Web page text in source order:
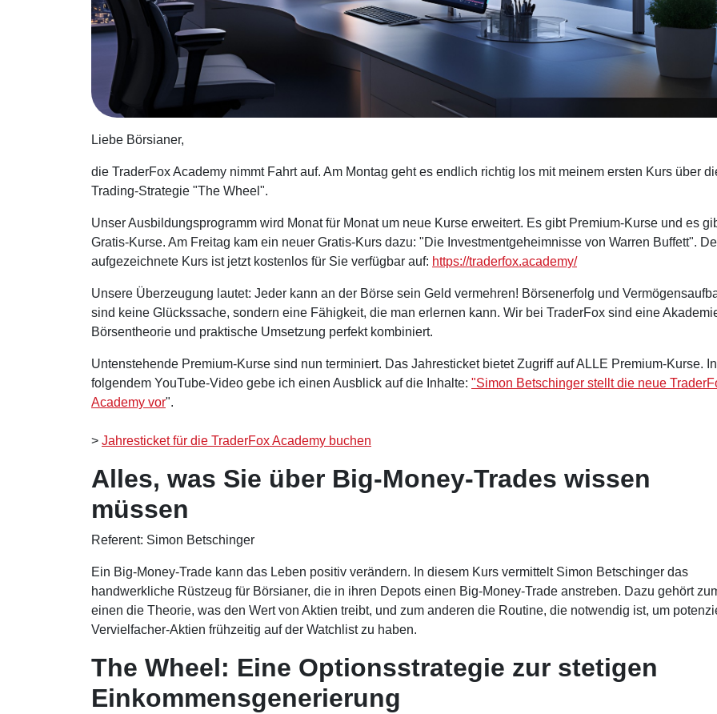
Liebe Börsianer,
die TraderFox Academy nimmt Fahrt auf. Am Montag geht es endlich richtig los mit meinem ersten Kurs über
Trading-Strategie "The Wheel".
Unser Ausbildungsprogramm wird Monat für Monat um neue Kurse erweitert. Es gibt Premium-Kurse und es
Gratis-Kurse. Am Freitag kam ein neuer Gratis-Kurs dazu: "Die Investmentgeheimnisse von Warren Buffett".
aufgezeichnete Kurs ist jetzt kostenlos für Sie verfügbar auf: https://traderfox.academy/
Unsere Überzeugung lautet: Jeder kann an der Börse sein Geld vermehren! Börsenerfolg und
sind keine Glückssache, sondern eine Fähigkeit, die man erlernen kann. Wir bei TraderFox sind eine
Börsentheorie und praktische Umsetzung perfekt kombiniert.
Untenstehende Premium-Kurse sind nun terminiert. Das Jahresticket bietet Zugriff auf ALLE Premium-Kurse. In
folgendem YouTube-Video gebe ich einen Ausblick auf die Inhalte: "Simon Betschinger stellt die neue
Academy vor".
> Jahresticket für die TraderFox Academy buchen
Alles, was Sie über Big-Money-Trades wissen
müssen
Referent: Simon Betschinger
Ein Big-Money-Trade kann das Leben positiv verändern. In diesem Kurs vermittelt Simon Betschinger das
handwerkliche Rüstzeug für Börsianer, die in ihren Depots einen Big-Money-Trade anstreben. Dazu gehört
einen die Theorie, was den Wert von Aktien treibt, und zum anderen die Routine, die notwendig ist, um
Vervielfacher-Aktien frühzeitig auf der Watchlist zu haben.
The Wheel: Eine Optionsstrategie zur stetigen
Einkommensgenerierung